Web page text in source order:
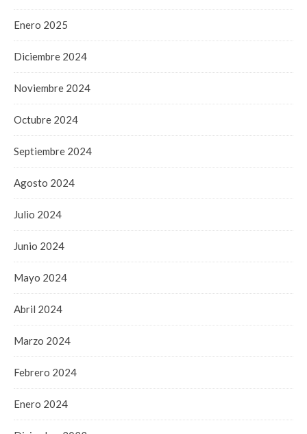
Enero 2025
Diciembre 2024
Noviembre 2024
Octubre 2024
Septiembre 2024
Agosto 2024
Julio 2024
Junio 2024
Mayo 2024
Abril 2024
Marzo 2024
Febrero 2024
Enero 2024